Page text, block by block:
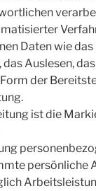
Daten wie das
Auslesen,
der
ist die
persönliche